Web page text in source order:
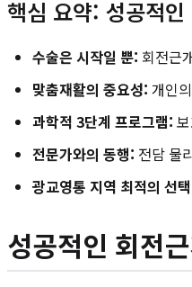
핵심 요약: 성공적
수술은 시작일 뿐: 회전근
맞춤재활의 중요성: 개인
과학적 3단계 프로그램:
전문가와의 동행: 전담 물
광교영통 지역 최적의 선
성공적인 회전